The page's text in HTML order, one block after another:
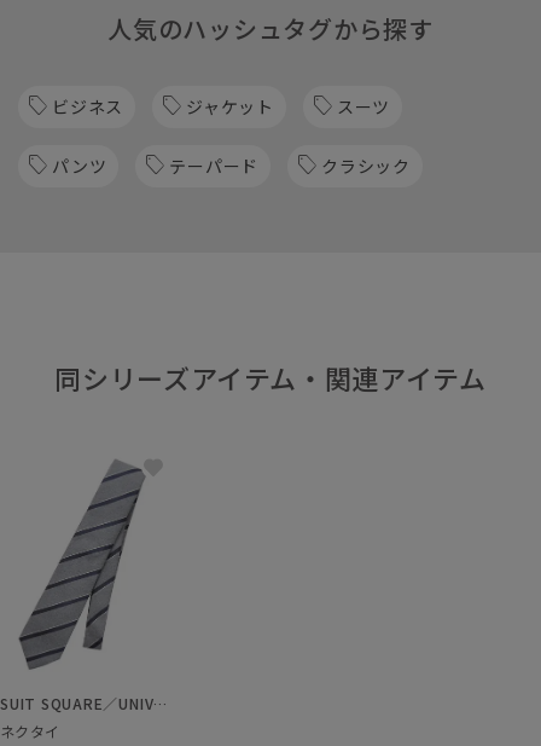
人気のハッシュタグから探す
ビジネス ジャケット スーツ
パンツ テーパード クラシック
同シリーズアイテム・関連アイテム
SUIT SQUARE／UNIVERSAL LANGUAGE
ネクタイ